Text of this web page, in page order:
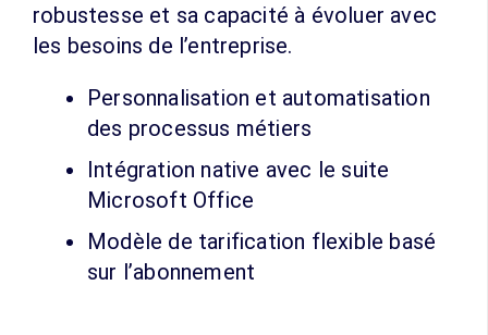
robustesse et sa capacité à évoluer avec
les besoins de l’entreprise.
Personnalisation et automatisation
des processus métiers
Intégration native avec le suite
Microsoft Office
Modèle de tarification flexible basé
sur l’abonnement